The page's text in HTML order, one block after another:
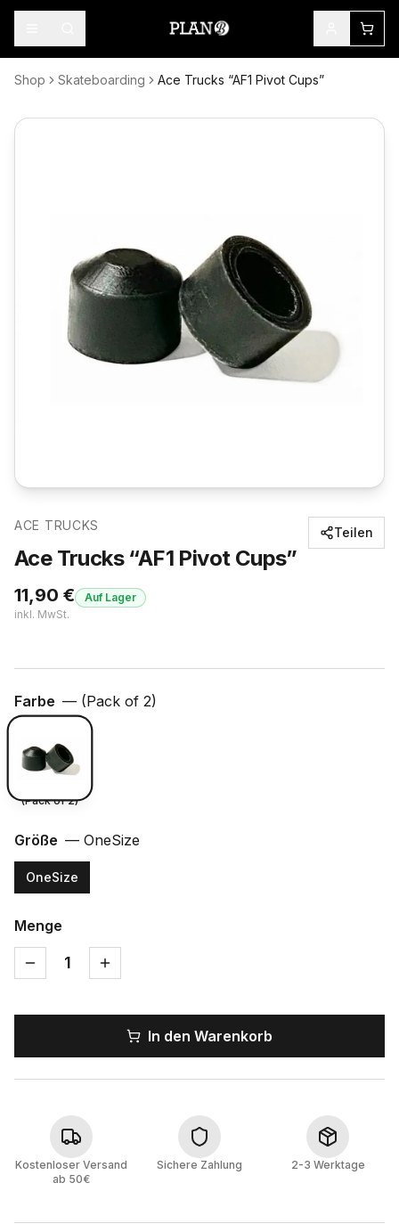
Shop Skateboarding Ace Trucks “AF1 Pivot Cups”
ACE TRUCKS
Ace Trucks “AF1 Pivot Cups”
11,90 €
inkl. MwSt.
Auf Lager
Teilen
Farbe — (Pack of 2)
(Pack of 2)
Größe — OneSize
OneSize
Menge
1
In den Warenkorb
Kostenloser Versand
ab 50€
Sichere Zahlung 2-3 Werktage